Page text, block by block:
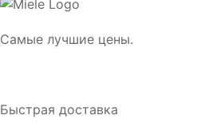
Самые лучшие цены.
Быстрая доставка